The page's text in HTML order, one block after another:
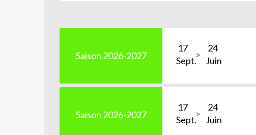
Saison 2026-2027
17
Sept.
24
Juin
Saison 2026-2027
17
Sept.
24
Juin